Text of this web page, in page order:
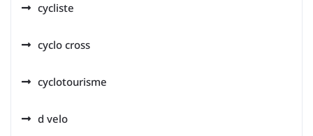
cycliste
cyclo cross
cyclotourisme
d velo